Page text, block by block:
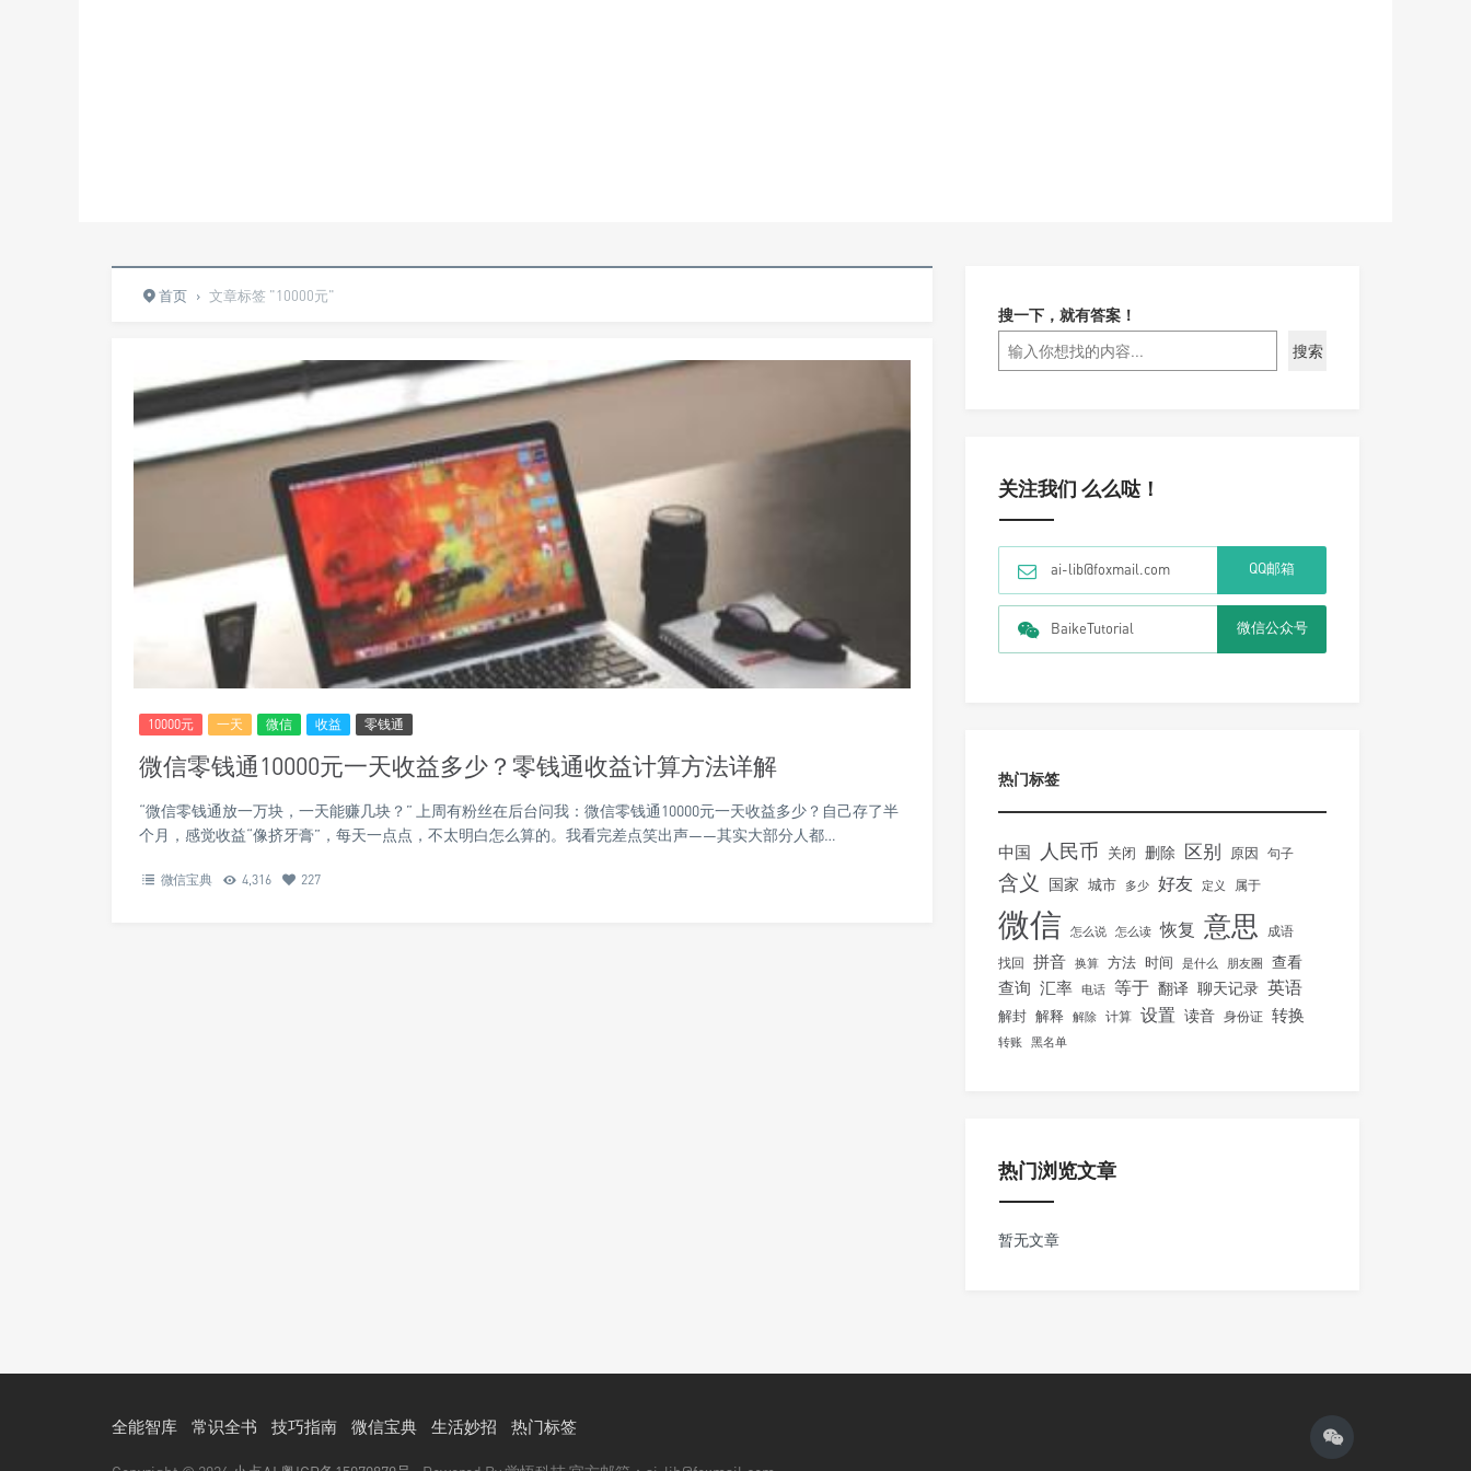
首页 › 文章标签 "10000元"
10000元 一天 微信 收益 零钱通
微信零钱通10000元一天收益多少？零钱通收益计算方法详解
“微信零钱通放一万块，一天能赚几块？” 上周有粉丝在后台问我：微信零钱通10000元一天收益多少？自己存了半
个月，感觉收益“像挤牙膏”，每天一点点，不太明白怎么算的。我看完差点笑出声——其实大部分人都…
微信宝典 4,316 227
搜一下，就有答案！
搜索
关注我们 么么哒！
ai-lib@foxmail.com QQ邮箱
BaikeTutorial 微信公众号
热门标签
中国 人民币 关闭 删除 区别 原因 句子
含义 国家 城市 多少 好友 定义 属于
微信 怎么说 怎么读 恢复 意思 成语
找回 拼音 换算 方法 时间 是什么 朋友圈 查看
查询 汇率 电话 等于 翻译 聊天记录 英语
解封 解释 解除 计算 设置 读音 身份证 转换
转账 黑名单
热门浏览文章
暂无文章
全能智库 常识全书 技巧指南 微信宝典 生活妙招 热门标签